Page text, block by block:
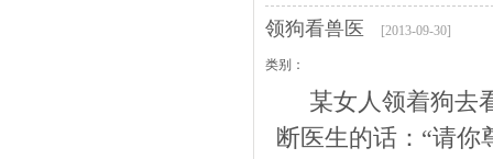
领狗看兽医 [2013-09-30]
类别：
某女人领着狗去
断医生的话：“请你